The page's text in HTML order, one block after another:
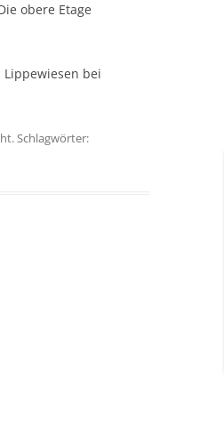
obere Etage
bei
Schlagwörter: